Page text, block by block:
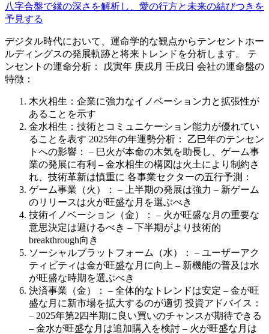
八字合盤で縁の深さを解析し、愛の行方と未来の結びつきを
予見する
デジタル時代において、運命学的な観点からテンセントホー
ルディングスの発展軌跡と将来トレンドを分析します。 テ
ンセントの運命分析： 戊寅年 庚戌月 壬戌日 会社の運命盤の
特徴：
木火相生：企業に強力なイノベーション力と拡張性が
あることを示す
金水相生：技術とコミュニケーション能力が優れてい
ることを表す 2025年の年運勢分析： 乙巳年のテンセン
トへの影響： – 巳火が本命の木気を助長し、ゲーム事
業の発展に有利 – 金水相生の構図は火土により制約さ
れ、技術革新は慎重に 各事業セクターの五行予測：
ゲーム事業（火）： – 上半期の発展は強力 – 新ゲーム
のリリースは火が旺盛な月を選ぶべき
技術イノベーション（金）： – 火が旺盛な月の重要な
意思決定は避けるべき – 下半期がより技術的
breakthrough向き
ソーシャルプラットフォーム（水）： – ユーザーアク
ティビティは金が旺盛な月に向上 – 新機能の普及は水
が旺盛な時期を選ぶべき
決済事業（金）： – 全体的なトレンドは安定 – 金が旺
盛な月に新市場を拡大するのが適切 投資アドバイス：
– 2025年第2四半期に良い買いのチャンスが期待できる
– 金水が旺盛な月は追加購入を検討 – 火が旺盛な月は